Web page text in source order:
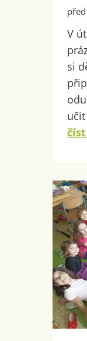
V
si